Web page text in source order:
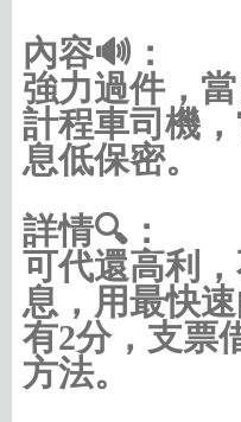
內容🔊：
強力過件，
計程車司機
息低保密。
詳情🔍：
可代還高利
息，用最快
有2分，支票
方法。